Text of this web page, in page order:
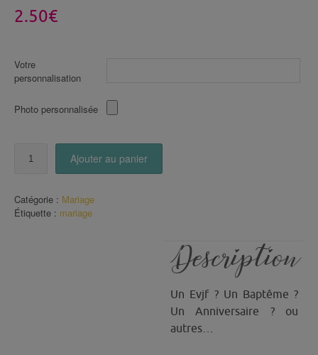
2.50€
Votre
personnalisation
Photo personnalisée
autre)
pour
Ajouter au panier
Catégorie : Mariage
Étiquette : mariage
Description
Un Evjf ? Un Baptême ?
Un Anniversaire ? ou
autres…